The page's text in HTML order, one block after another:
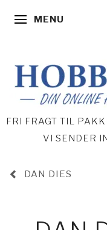
SKIFTE
MENU
FRI FRAGT TIL
VI SENDER
DAN DIES